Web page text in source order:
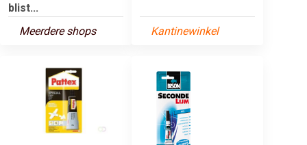
blist...
Meerdere shops
Kantinewinkel